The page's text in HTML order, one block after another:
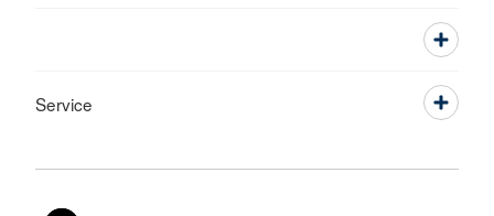
Service
Sprache wechseln zu